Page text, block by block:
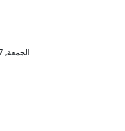
الجمعة, 07 أغسطس 2026 – 24 صفر 1448 هـ